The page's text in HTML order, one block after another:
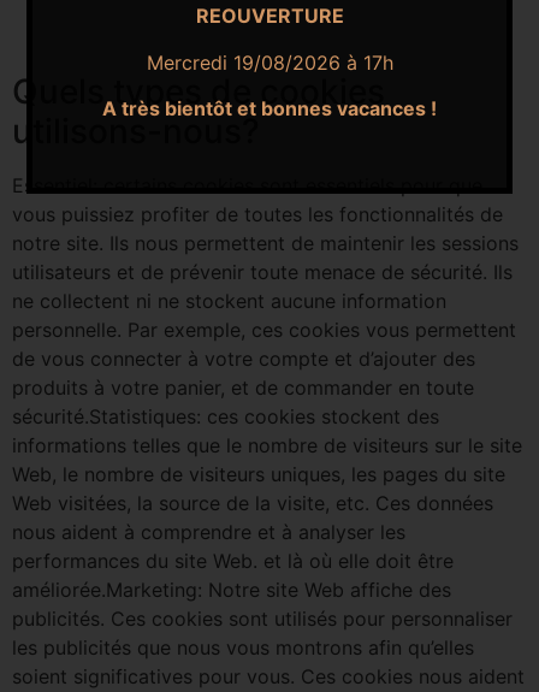
Quels types de cookies
utilisons-nous?
Essentiel: certains cookies sont essentiels pour que
vous puissiez profiter de toutes les fonctionnalités de
notre site. Ils nous permettent de maintenir les sessions
utilisateurs et de prévenir toute menace de sécurité. Ils
ne collectent ni ne stockent aucune information
personnelle. Par exemple, ces cookies vous permettent
de vous connecter à votre compte et d’ajouter des
produits à votre panier, et de commander en toute
sécurité.Statistiques: ces cookies stockent des
informations telles que le nombre de visiteurs sur le site
Web, le nombre de visiteurs uniques, les pages du site
Web visitées, la source de la visite, etc. Ces données
nous aident à comprendre et à analyser les
performances du site Web. et là où elle doit être
améliorée.Marketing: Notre site Web affiche des
publicités. Ces cookies sont utilisés pour personnaliser
les publicités que nous vous montrons afin qu’elles
soient significatives pour vous. Ces cookies nous aident
REOUVERTURE
Mercredi 19/08/2026 à 17h
A très bientôt et bonnes vacances !